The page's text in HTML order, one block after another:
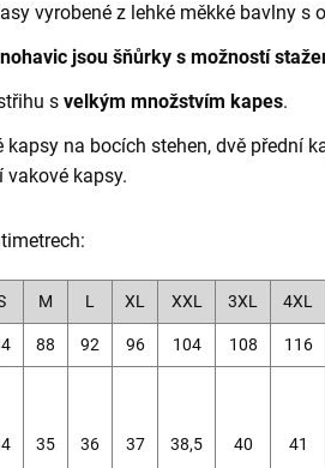
vyrobené z lehké měkké bavlny s
jsou šňůrky s možností
s velkým množstvím kapes.
kapsy na bocích stehen, dvě přední
vakové kapsy.
M L XL XXL 3XL 4XL
88 92 96 104 108 116
35 36 37 38,5 40 41